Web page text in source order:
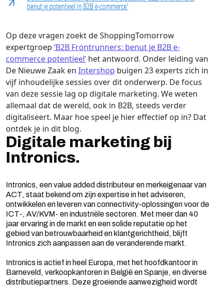
Op deze vragen zoekt de ShoppingTomorrow
expertgroep ‘B2B Frontrunners: benut je B2B e-
commerce potentieel’ het antwoord. Onder leiding van
De Nieuwe Zaak en Intershop buigen 23 experts zich in
vijf inhoudelijke sessies over dit onderwerp. De focus
van deze sessie lag op digitale marketing. We weten
allemaal dat de wereld, ook in B2B, steeds verder
digitaliseert. Maar hoe speel je hier effectief op in? Dat
ontdek je in dit blog.
Digitale marketing bij
Intronics.
Intronics, een value added distributeur en merkeigenaar van
ACT, staat bekend om zijn expertise in het adviseren,
ontwikkelen en leveren van connectivity-oplossingen voor de
ICT-, AV/KVM- en industriële sectoren. Met meer dan 40
jaar ervaring in de markt en een solide reputatie op het
gebied van betrouwbaarheid en klantgerichtheid, blijft
Intronics zich aanpassen aan de veranderende markt.
Intronics is actief in heel Europa, met het hoofdkantoor in
Barneveld, verkoopkantoren in België en Spanje, en diverse
distributiepartners. Deze groeiende aanwezigheid wordt